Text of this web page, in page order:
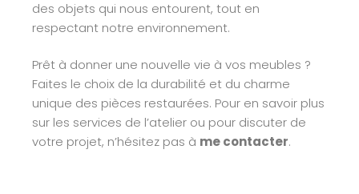
des objets qui nous entourent, tout en
respectant notre environnement.
Prêt à donner une nouvelle vie à vos meubles ?
Faites le choix de la durabilité et du charme
unique des pièces restaurées. Pour en savoir plus
sur les services de l’atelier ou pour discuter de
votre projet, n’hésitez pas à me contacter.